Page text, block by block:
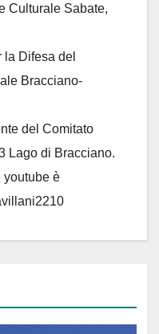
Culturale Sabate,
la Difesa del
Bracciano-
del Comitato
Lago di Bracciano.
youtube è